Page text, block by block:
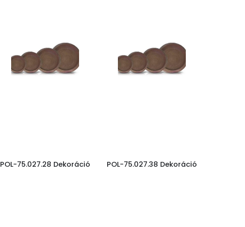
POL-75.027.28 Dekoráció POL-75.027.38 Dekoráció